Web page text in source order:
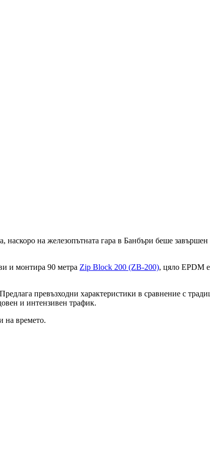
на железопътната гара в Банбъри беше завършен
и монтира 90 метра Zip Block 200 (ZB-200), цяло EPDM
превъзходни характеристики в сравнение с
и интензивен трафик.
на времето.